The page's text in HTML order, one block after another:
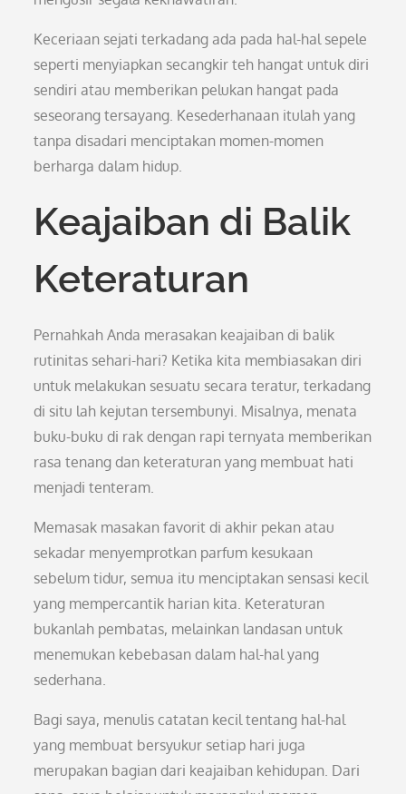
Keceriaan sejati terkadang ada pada hal-hal sepele
seperti menyiapkan secangkir teh hangat untuk diri
sendiri atau memberikan pelukan hangat pada
seseorang tersayang. Kesederhanaan itulah yang
tanpa disadari menciptakan momen-momen
berharga dalam hidup.
Keajaiban di Balik
Keteraturan
Pernahkah Anda merasakan keajaiban di balik
rutinitas sehari-hari? Ketika kita membiasakan diri
untuk melakukan sesuatu secara teratur, terkadang
di situ lah kejutan tersembunyi. Misalnya, menata
buku-buku di rak dengan rapi ternyata memberikan
rasa tenang dan keteraturan yang membuat hati
menjadi tenteram.
Memasak masakan favorit di akhir pekan atau
sekadar menyemprotkan parfum kesukaan
sebelum tidur, semua itu menciptakan sensasi kecil
yang mempercantik harian kita. Keteraturan
bukanlah pembatas, melainkan landasan untuk
menemukan kebebasan dalam hal-hal yang
sederhana.
Bagi saya, menulis catatan kecil tentang hal-hal
yang membuat bersyukur setiap hari juga
merupakan bagian dari keajaiban kehidupan. Dari